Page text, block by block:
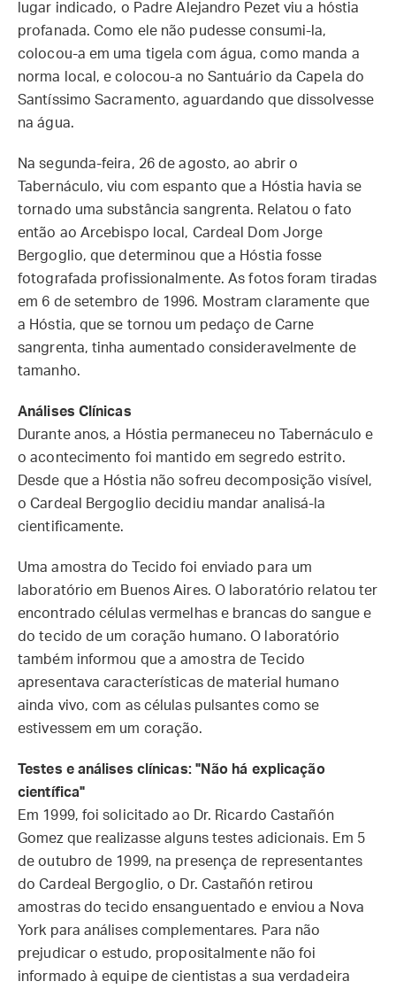
lugar indicado, o Padre Alejandro Pezet viu a hóstia
profanada. Como ele não pudesse consumi-la,
colocou-a em uma tigela com água, como manda a
norma local, e colocou-a no Santuário da Capela do
Santíssimo Sacramento, aguardando que dissolvesse
na água.
Na segunda-feira, 26 de agosto, ao abrir o
Tabernáculo, viu com espanto que a Hóstia havia se
tornado uma substância sangrenta. Relatou o fato
então ao Arcebispo local, Cardeal Dom Jorge
Bergoglio, que determinou que a Hóstia fosse
fotografada profissionalmente. As fotos foram tiradas
em 6 de setembro de 1996. Mostram claramente que
a Hóstia, que se tornou um pedaço de Carne
sangrenta, tinha aumentado consideravelmente de
tamanho.
Análises Clínicas
Durante anos, a Hóstia permaneceu no Tabernáculo e
o acontecimento foi mantido em segredo estrito.
Desde que a Hóstia não sofreu decomposição visível,
o Cardeal Bergoglio decidiu mandar analisá-la
cientificamente.
Uma amostra do Tecido foi enviado para um
laboratório em Buenos Aires. O laboratório relatou ter
encontrado células vermelhas e brancas do sangue e
do tecido de um coração humano. O laboratório
também informou que a amostra de Tecido
apresentava características de material humano
ainda vivo, com as células pulsantes como se
estivessem em um coração.
Testes e análises clínicas: "Não há explicação
científica"
Em 1999, foi solicitado ao Dr. Ricardo Castañón
Gomez que realizasse alguns testes adicionais. Em 5
de outubro de 1999, na presença de representantes
do Cardeal Bergoglio, o Dr. Castañón retirou
amostras do tecido ensanguentado e enviou a Nova
York para análises complementares. Para não
prejudicar o estudo, propositalmente não foi
informado à equipe de cientistas a sua verdadeira